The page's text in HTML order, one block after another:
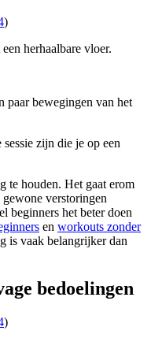
)
herhaalbare vloer.
paar bewegingen van het
zijn die je op een
te houden. Het gaat erom
gewone verstoringen
beginners het beter doen
en workouts zonder
is vaak belangrijker dan
bedoelingen
)